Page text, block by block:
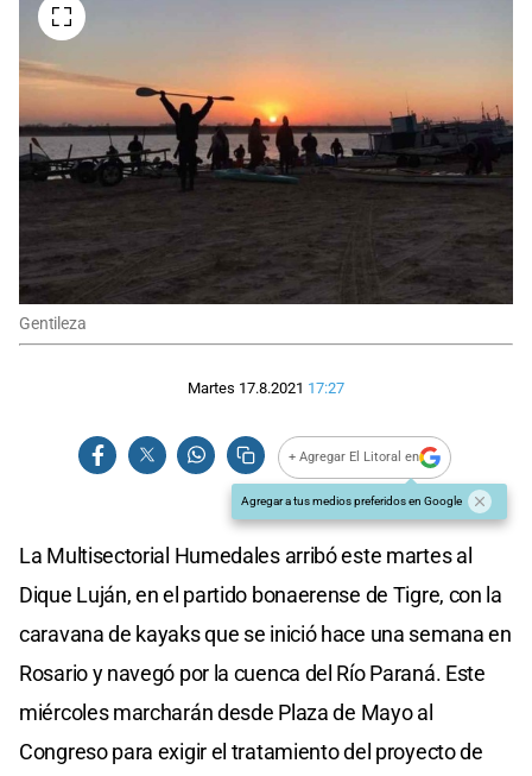
Gentileza
Martes 17.8.2021 17:27
+ Agregar El Litoral en
Agregar a tus medios preferidos en Google
La Multisectorial Humedales arribó este martes al
Dique Luján, en el partido bonaerense de Tigre, con la
caravana de kayaks que se inició hace una semana en
Rosario y navegó por la cuenca del Río Paraná. Este
miércoles marcharán desde Plaza de Mayo al
Congreso para exigir el tratamiento del proyecto de